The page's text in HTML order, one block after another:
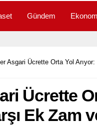
Gündem
Asgari Ücrette Orta Yol
Ücrette
Ek Zam